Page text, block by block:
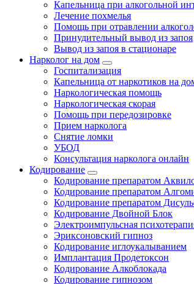
Капельница при алкогольной
Лечение похмелья
Помощь при отравлении
Принудительный вывод из запоя
Вывод из запоя в стационаре
Нарколог на дом
Госпитализация
Капельница от наркотиков на
Наркологическая помощь
Наркологическая скорая
Помощь при передозировке
Прием нарколога
Снятие ломки
УБОД
Консультация нарколога онлайн
Кодирование
Кодирование препаратом
Кодирование препаратом
Кодирование препаратом
Кодирование Двойной Блок
Электроимпульсная
Эриксоновский гипноз
Кодирование иглоукалыванием
Имплантация Продетоксон
Кодирование Алкоблокада
Кодирование гипнозом